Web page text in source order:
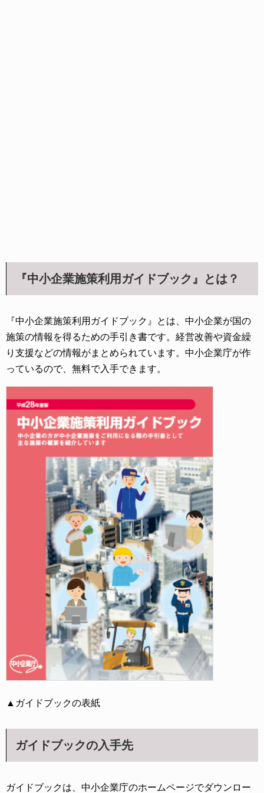
『中小企業施策利用ガイドブック』とは？
『中小企業施策利用ガイドブック』とは、中小企業が国の
施策の情報を得るための手引き書です。経営改善や資金繰
り支援などの情報がまとめられています。中小企業庁が作
っているので、無料で入手できます。
▲ガイドブックの表紙
ガイドブックの入手先
ガイドブックは、中小企業庁のホームページでダウンロー